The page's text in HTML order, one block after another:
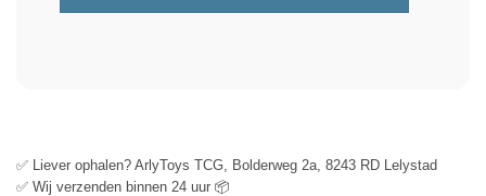
✅ Liever ophalen? ArlyToys TCG, Bolderweg 2a, 8243 RD Lelystad
✅ Wij verzenden binnen 24 uur 📦